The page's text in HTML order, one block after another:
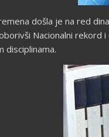
došla je na red
Nacionalni rekord
disciplinama.